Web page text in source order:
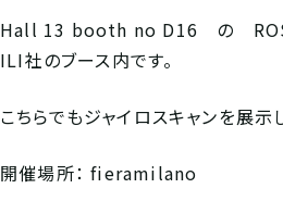
Hall 13 booth no D16 の
ILI社のブース内です。
こちらでもジャイロスキャンを展示
開催場所： fieramilano